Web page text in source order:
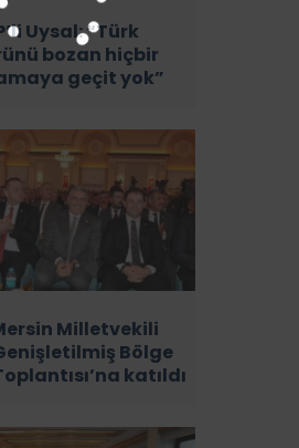
Uysal: “Türk
bozan hiçbir
geçit yok”
Milletvekili
Bölge
katıldı